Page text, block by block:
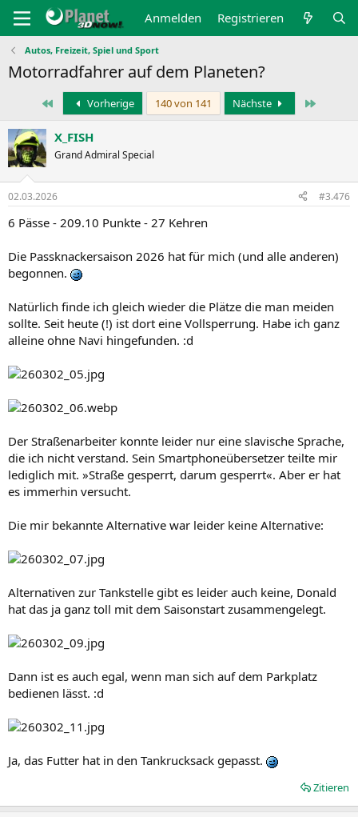
Anmelden Registrieren
Autos, Freizeit, Spiel und Sport
Motorradfahrer auf dem Planeten?
Erste Vorherige 140 von 141 Nächste
X_FISH
Grand Admiral Special
02.03.2026 #3.476
6 Pässe - 209.10 Punkte - 27 Kehren
Die Passknackersaison 2026 hat für mich (und alle anderen)
begonnen.
Natürlich finde ich gleich wieder die Plätze die man meiden
sollte. Seit heute (!) ist dort eine Vollsperrung. Habe ich ganz
alleine ohne Navi hingefunden. :d
Der Straßenarbeiter konnte leider nur eine slavische Sprache,
die ich nicht verstand. Sein Smartphoneübersetzer teilte mir
lediglich mit. »Straße gesperrt, darum gesperrt«. Aber er hat
es immerhin versucht.
Die mir bekannte Alternative war leider keine Alternative:
Alternativen zur Tankstelle gibt es leider auch keine, Donald
hat das ja ganz toll mit dem Saisonstart zusammengelegt.
Dann ist es auch egal, wenn man sich auf dem Parkplatz
bedienen lässt. :d
Ja, das Futter hat in den Tankrucksack gepasst.
Zitieren